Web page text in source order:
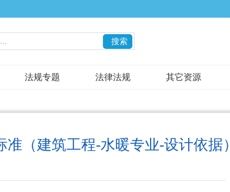
搜索
法规专题 法律法规 其它资源
准（建筑工程-水暖专业-设计依据）